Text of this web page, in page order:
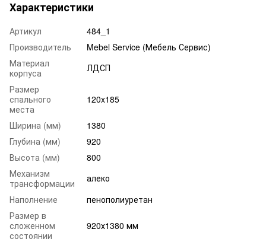
Характеристики
Артикул
484_1
Производитель
Mebel Service (Мебель Сервис)
Материал
корпуса
ЛДСП
Размер
спального
места
120x185
Ширина (мм)
1380
Глубина (мм)
920
Высота (мм)
800
Механизм
трансформации
алеко
Наполнение
пенополиуретан
Размер в
сложенном
состоянии
920х1380 мм